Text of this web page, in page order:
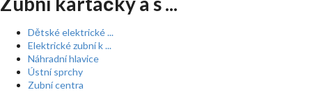
Dětské elektrické ...
Elektrické zubní k ...
Náhradní hlavice
Ústní sprchy
Zubní centra